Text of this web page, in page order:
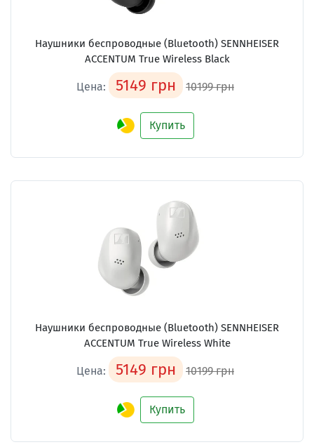
Наушники беспроводные (Bluetooth) SENNHEISER
ACCENTUM True Wireless Black
Цена: 5149 грн 10199 грн
Купить
Наушники беспроводные (Bluetooth) SENNHEISER
ACCENTUM True Wireless White
Цена: 5149 грн 10199 грн
Купить